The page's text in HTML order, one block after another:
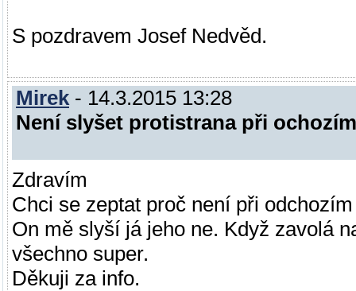
S pozdravem Josef Nedvěd.
Mirek- 14.3.2015 13:28
Není slyšet protistrana při
Zdravím
Chci se zeptat proč není při
On mě slyší já jeho ne. Když zavolá
všechno super.
Děkuji za info.